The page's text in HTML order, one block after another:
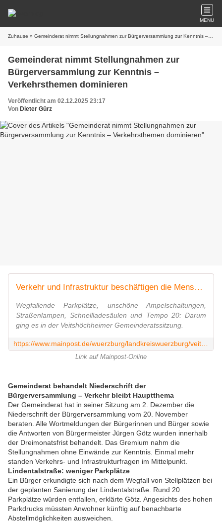
MENU
Zuhause » Gemeinderat nimmt Stellungnahmen zur Bürgerversammlung zur Kenntnis – Verkehrsthemen dominieren
Gemeinderat nimmt Stellungnahmen zur
Bürgerversammlung zur Kenntnis –
Verkehrsthemen dominieren
Veröffentlicht am 02.12.2025 23:17
Von Dieter Gürz
Verkehr und Infrastruktur beschäftigen die Menschen in Veitshöchheim: Antworten aus der Gemeinde
Wegfallende Parkplätze, unschöne Ampelschaltungen,
Straßenlampen, Schnellladesäulen und Tempo 20: Darum
ging es in der Veitshöchheimer Gemeinderatssitzung.
Link auf Mainpost-Online
Gemeinderat behandelt Niederschrift der
Bürgerversammlung – Verkehr bleibt Hauptthema
Der Gemeinderat hat in seiner Sitzung am 2. Dezember die
Niederschrift der Bürgerversammlung vom 20. November
beraten. Alle Wortmeldungen der Bürgerinnen und Bürger sowie
die Antworten von Bürgermeister Jürgen Götz wurden innerhalb
der Dreimonatsfrist behandelt. Das Gremium nahm die
Stellungnahmen ohne Einwände zur Kenntnis. Einmal mehr
standen Verkehrs- und Infrastrukturfragen im Mittelpunkt.
Lindentalstraße: weniger Parkplätze
Ein Bürger erkundigte sich nach dem Wegfall von Stellplätzen bei
der geplanten Sanierung der Lindentalstraße. Rund 20
Parkplätze würden entfallen, erklärte Götz. Angesichts des hohen
Parkdrucks müssten Anwohner künftig auf benachbarte
Abstellmöglichkeiten ausweichen.